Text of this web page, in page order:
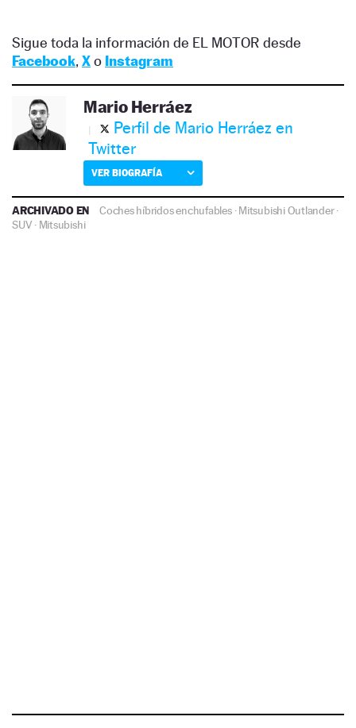
Sigue toda la información de EL MOTOR desde
Facebook, Xo Instagram
Mario Herráez
Perfil de Mario Herráez en
Twitter
VER BIOGRAFÍA
ARCHIVADO EN Coches híbridos enchufables·Mitsubishi Outlander·
SUV · Mitsubishi